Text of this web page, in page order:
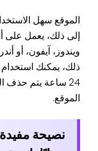
الموقع سهل
إلى ذلك، يعمل على
ويندوز، آيفون، أو
24 ساعة يتم حذف
الموقع.
نصيحة